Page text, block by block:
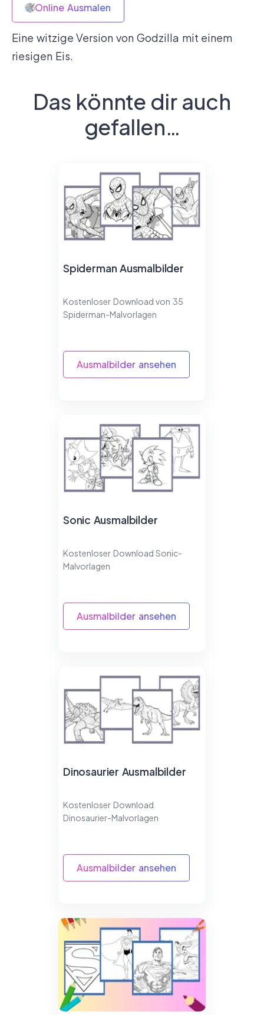
Online Ausmalen
Eine witzige Version von Godzilla mit einem
riesigen Eis.
Das könnte dir auch
gefallen…
Spiderman Ausmalbilder
Kostenloser Download von 35
Spiderman-Malvorlagen
Ausmalbilder ansehen
Sonic Ausmalbilder
Kostenloser Download Sonic-
Malvorlagen
Ausmalbilder ansehen
Dinosaurier Ausmalbilder
Kostenloser Download
Dinosaurier-Malvorlagen
Ausmalbilder ansehen